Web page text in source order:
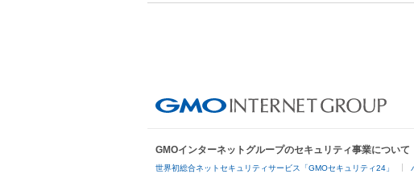
GMOインターネットグループのセキュリティ事業について
世界初総合ネットセキュリティサービス「GMOセキュリティ24」